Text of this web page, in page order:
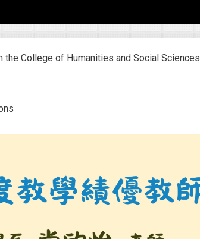
the College of Humanities and Social Sciences